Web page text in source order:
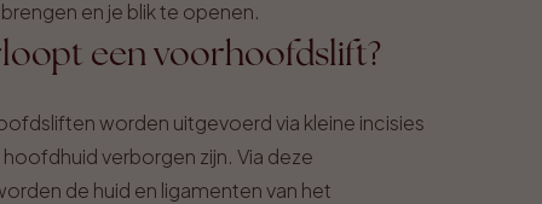
en je blik te openen.
een voorhoofdslift?
worden uitgevoerd via kleine incisies
verborgen zijn. Via deze
de huid en ligamenten van het